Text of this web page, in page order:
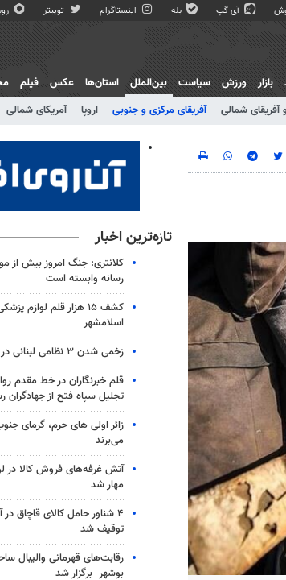
آی گپ بله اینستاگرام توییتر
بازار ورزش سیاست
بین‌الملل
آفریقای شمالی آفریقای مرکزی و جنوبی اروپا آمریکای شمالی
استان‌ها عکس فیلم
تازه‌ترین اخبار
کلانتری: جنگ امروز بیش از
رسانه وابسته است
کشف ۱۵ هزار قلم لوازم
اسلامشهر
زخمی شدن ۳ نظامی لبنانی در زوطر غربی
قلم خبرنگاران در خط مقدم
تجلیل سپاه فتح از جهادگران
زائر اولی های حرم، گرمای
می‌برند
آتش غرفه‌های فروش کالا در
مهار شد
۴ شناور حامل کالای قاچاق
توقیف شد
رقابت‌های قهرمانی والیبال
بوشهر برگزار شد